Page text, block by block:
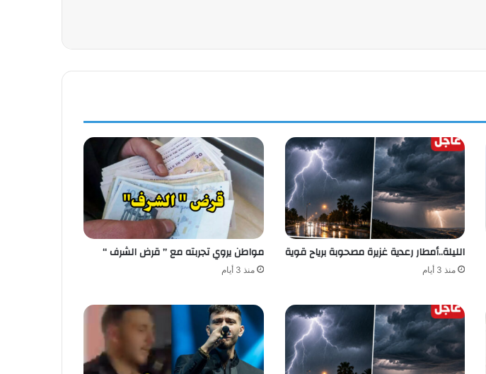
الليلة..أمطار رعدية غزيرة مصحوبة برياح قوية
منذ 3 أيام
مواطن يروي تجربته مع ” قرض الشرف “
منذ 3 أيام